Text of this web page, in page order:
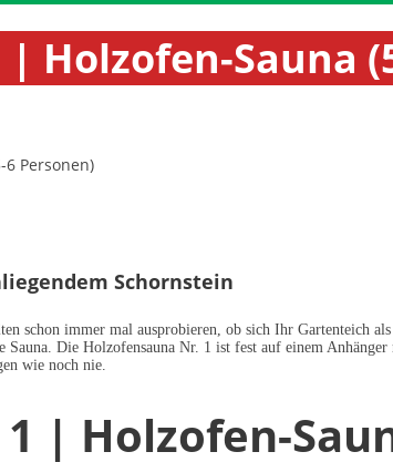
Holzofen-Sauna
Personen)
Schornstein
schon immer mal ausprobieren, ob sich Ihr Gartenteich
Sauna. Die Holzofensauna Nr. 1 ist fest auf einem
wie noch nie.
| Holzofen-